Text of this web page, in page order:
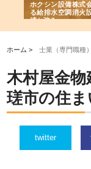
ホクシン設備株式
る給排水空調消火
績と強み
ホーム >士業（専門職種）
木村屋金
瑳市の住
twitter